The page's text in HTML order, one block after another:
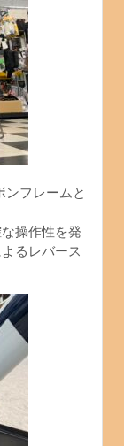
ンフレームと
操作性を発
るレバース